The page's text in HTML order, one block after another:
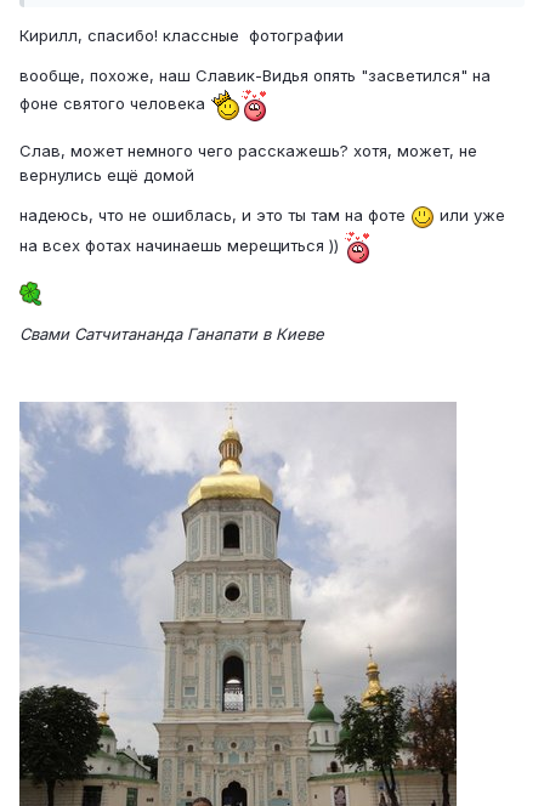
Кирилл, спасибо! классные фотографии
вообще, похоже, наш Славик-Видья опять "засветился" на
фоне святого человека
Слав, может немного чего расскажешь? хотя, может, не
вернулись ещё домой
надеюсь, что не ошиблась, и это ты там на фоте
или уже
на всех фотах начинаешь мерещиться ))
Свами Сатчитананда Ганапати в Киеве